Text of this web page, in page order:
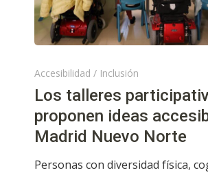
Accesibilidad / Inclusión
Los talleres
proponen ideas
Madrid Nuevo Norte
Personas con diversidad física,